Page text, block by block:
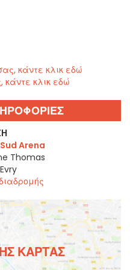
κάντε κλικ εδώ
κάντε κλικ εδώ
Arena
Thomas
Evry
ΚΆΡΤΑΣ